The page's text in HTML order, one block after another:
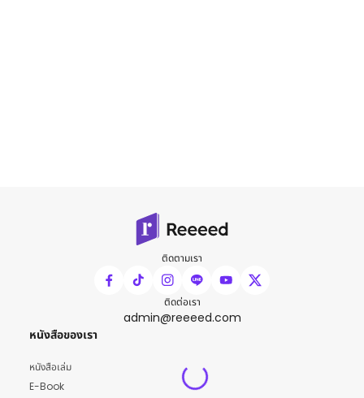
ติดตามเรา
ติดต่อเรา
admin@reeeed.com
หนังสือของเรา
หนังสือเล่ม
E-Book